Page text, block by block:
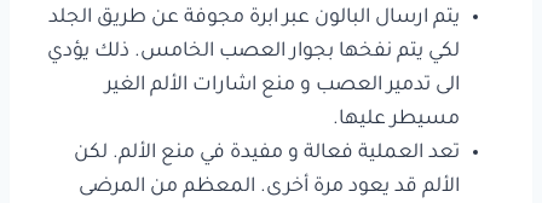
يتم ارسال البالون عبر ابرة مجوفة عن طريق الجلد
لكي يتم نفخها بجوار العصب الخامس. ذلك يؤدي
الى تدمير العصب و منع اشارات الألم الغير
مسيطر عليها.
تعد العملية فعالة و مفيدة في منع الألم. لكن
الألم قد يعود مرة أخرى. المعظم من المرضى